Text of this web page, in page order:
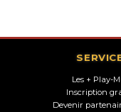
Les + Play-
Inscription
Devenir